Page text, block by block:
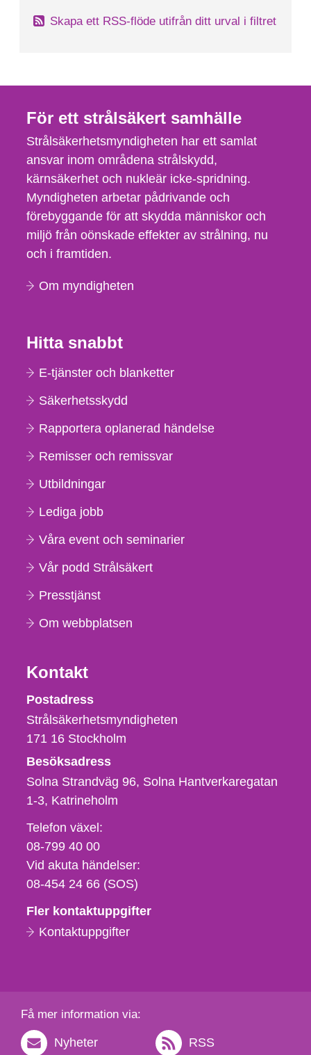
Skapa ett RSS-flöde utifrån ditt urval i filtret
För ett strålsäkert samhälle
Strålsäkerhetsmyndigheten har ett samlat
ansvar inom områdena strålskydd,
kärnsäkerhet och nukleär icke-spridning.
Myndigheten arbetar pådrivande och
förebyggande för att skydda människor och
miljö från oönskade effekter av strålning, nu
och i framtiden.
Om myndigheten
Hitta snabbt
E-tjänster och blanketter
Säkerhetsskydd
Rapportera oplanerad händelse
Remisser och remissvar
Utbildningar
Lediga jobb
Våra event och seminarier
Vår podd Strålsäkert
Presstjänst
Om webbplatsen
Kontakt
Strålsäkerhetsmyndigheten
Postadress
Strålsäkerhetsmyndigheten
171 16 Stockholm
Besöksadress
Solna Strandväg 96, Solna Hantverkaregatan
1-3 Katrineholm
Telefon,
fax
och
e-
Telefon växel:
08-799 40 00
Vid akuta händelser:
08-454 24 66 (SOS)
Fler kontaktuppgifter
Kontaktuppgifter
Få mer information via:
Nyheter RSS